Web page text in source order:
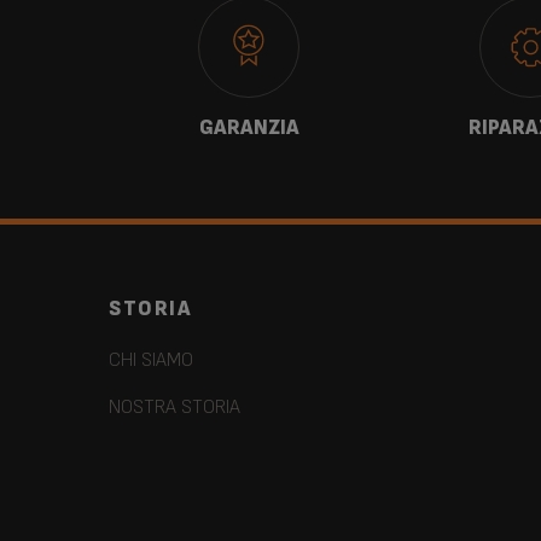
GARANZIA
STORIA
CHI SIAMO
NOSTRA STORIA